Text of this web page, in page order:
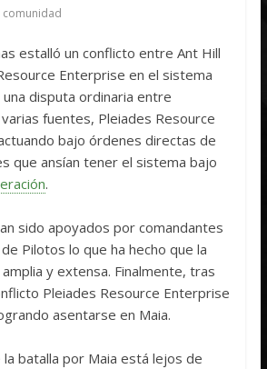
estalló un conflicto entre Ant Hill
Enterprise en el sistema
disputa ordinaria entre
fuentes, Pleiades Resource
bajo órdenes directas de
que ansían tener el sistema bajo
.
sido apoyados por comandantes
de Pilotos lo que ha hecho que la
y extensa. Finalmente, tras
Pleiades Resource Enterprise
asentarse en Maia.
batalla por Maia está lejos de